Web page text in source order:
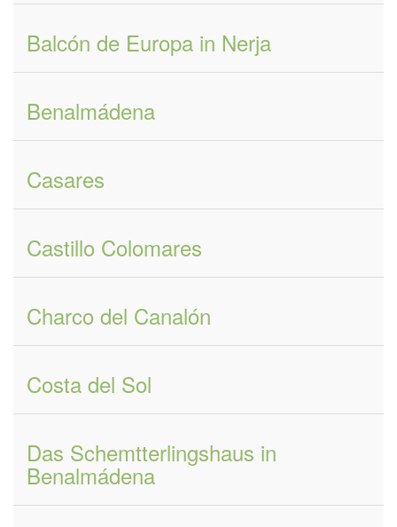
Balcón de Europa in Nerja
Benalmádena
Casares
Castillo Colomares
Charco del Canalón
Costa del Sol
Das Schemtterlingshaus in
Benalmádena